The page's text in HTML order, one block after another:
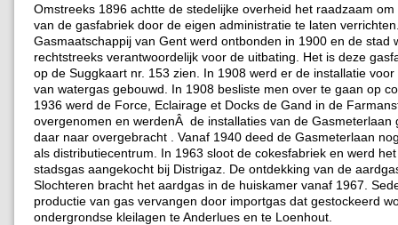
Omstreeks 1896 achtte de stedelijke overheid het raadzaam
van de gasfabriek door de eigen administratie te laten
Gasmaatschappij van Gent werd ontbonden in 1900 en de stad
rechtstreeks verantwoordelijk voor de uitbating. Het is deze
op de Suggkaart nr. 153 zien. In 1908 werd er de installatie
van watergas gebouwd. In 1908 besliste men over te gaan op
1936 werd de Force, Eclairage et Docks de Gand in de
overgenomen en werdenÂ de installaties van de Gasmeterlaan
daar naar overgebracht . Vanaf 1940 deed de Gasmeterlaan
als distributiecentrum. In 1963 sloot de cokesfabriek en werd
stadsgas aangekocht bij Distrigaz. De ontdekking van de
Slochteren bracht het aardgas in de huiskamer vanaf 1967.
productie van gas vervangen door importgas dat gestockeerd
ondergrondse kleilagen te Anderlues en te Loenhout.